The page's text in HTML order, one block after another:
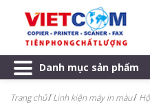
Danh mục sản phẩm
Trang chủ Linh kiện máy in màu